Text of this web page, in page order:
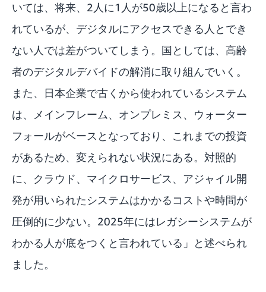
いては、将来、2人に1人が50歳以上になると言わ
れているが、デジタルにアクセスできる人とでき
ない人では差がついてしまう。国としては、高齢
者のデジタルデバイドの解消に取り組んでいく。
また、日本企業で古くから使われているシステム
は、メインフレーム、オンプレミス、ウォーター
フォールがベースとなっており、これまでの投資
があるため、変えられない状況にある。対照的
に、クラウド、マイクロサービス、アジャイル開
発が用いられたシステムはかかるコストや時間が
圧倒的に少ない。2025年にはレガシーシステムが
わかる人が底をつくと言われている」と述べられ
ました。